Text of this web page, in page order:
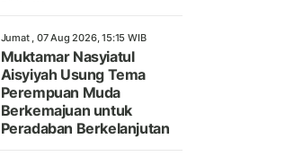
Jumat , 07 Aug 2026, 15:15 WIB
Muktamar Nasyiatul
Aisyiyah Usung Tema
Perempuan Muda
Berkemajuan untuk
Peradaban Berkelanjutan